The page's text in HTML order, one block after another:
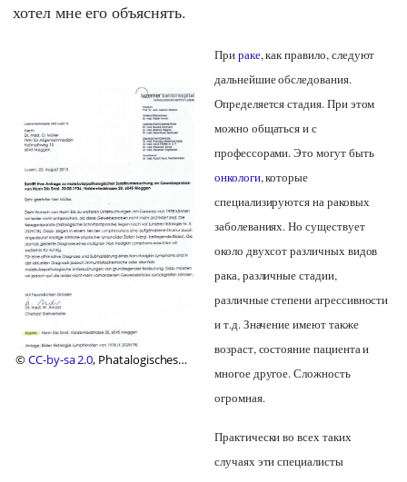
хотел мне его объяснять.
©CC-by-sa 2.0, Phatalogisches
Прираке, как правило, следуют
дальнейшие обследования.
Определяется стадия. При этом
можно общаться и с
профессорами. Это могут быть
онкологи, которые
специализируются на раковых
заболеваниях. Но существует
около двухсот различных видов
рака, различные стадии,
различные степени агрессивности
и т.д. Значение имеют также
возраст, состояние пациента и
многое другое. Сложность
огромная.
Практически во всех таких
случаях эти специалисты